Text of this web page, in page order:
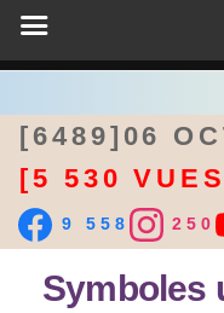
[6489]06
[5 530
9 558 250
Symboles